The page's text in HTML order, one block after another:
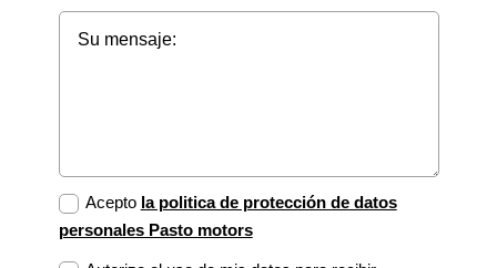
Acepto la politica de protección de datos
personales Pasto motors